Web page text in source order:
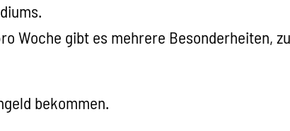
Woche gibt es mehrere Besonderheiten,
bekommen.